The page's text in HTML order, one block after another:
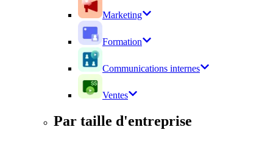
Marketing
Formation
Communications internes
Ventes
Par taille d'entreprise